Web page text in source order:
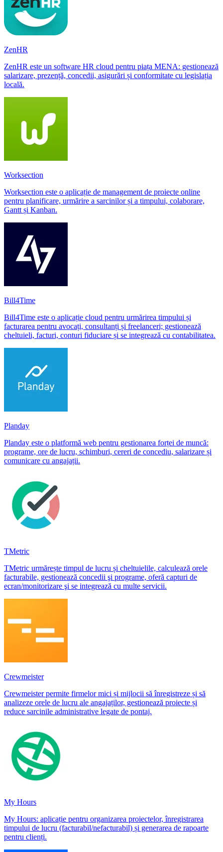
ZenHR
ZenHR este un software HR cloud pentru piața MENA: gestionează
salarizare, prezență, concedii, asigurări și conformitate cu legislația
locală.
Worksection
Worksection este o aplicație de management de proiecte online
pentru planificare, urmărire a sarcinilor și a timpului, colaborare,
Gantt și Kanban.
Bill4Time
Bill4Time este o aplicație cloud pentru urmărirea timpului și
facturarea pentru avocați, consultanți și freelanceri; gestionează
cheltuieli, facturi, conturi fiduciare și se integrează cu contabilitatea.
Planday
Planday este o platformă web pentru gestionarea forței de muncă:
programe, ore de lucru, schimburi, cereri de concediu, salarizare și
comunicare cu angajații.
TMetric
TMetric urmărește timpul de lucru și cheltuielile, calculează orele
facturabile, gestionează concedii şi programe, oferă capturi de
ecran/monitorizare şi se integrează cu multe servicii.
Crewmeister
Crewmeister permite firmelor mici și mijlocii să înregistreze și să
analizeze orele de lucru ale angajaților, gestionează proiecte și
reduce sarcinile administrative legate de pontaj.
My Hours
My Hours: aplicație pentru organizarea proiectelor, înregistrarea
timpului de lucru (facturabil/nefacturabil) și generarea de rapoarte
pentru clienți.